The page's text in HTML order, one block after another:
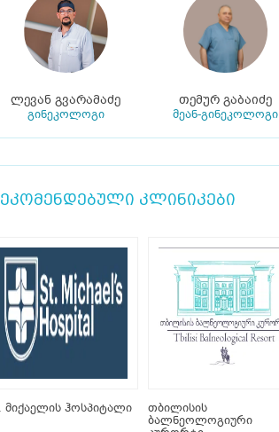
ლევან გვარამაძე
გინეკოლოგი
თემურ გაბაიძე
მეან-გინეკოლოგი
კლინიკები
მიქაელის ჰოსპიტალი
თბილისის
ბალნეოლოგიური